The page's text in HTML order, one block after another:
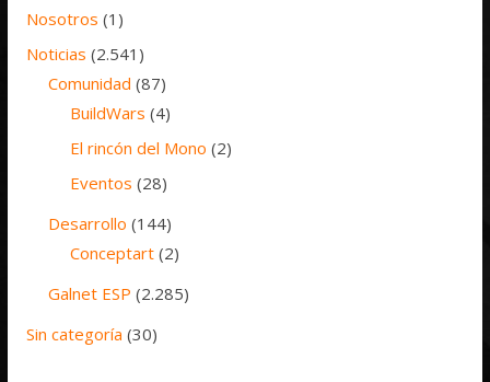
Nosotros (1)
Noticias (2.541)
Comunidad (87)
BuildWars (4)
El rincón del Mono (2)
Eventos (28)
Desarrollo (144)
Conceptart (2)
Galnet ESP (2.285)
Sin categoría (30)